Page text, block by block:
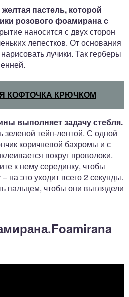
пастель, которой
розового фоамирана с
наносится с двух сторон
лепестков. От основания
лучики. Так герберы
КОФТОЧКА КРЮЧКОМ
выполняет задачу стебля.
зеленой тейп-лентой. С одной
коричневой бахромы и с
вокруг проволоки.
к нему серединку, чтобы
на это уходит всего 2 секунды.
пальцем, чтобы они выглядели